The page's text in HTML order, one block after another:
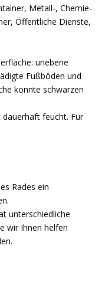
Metall-, Chemie-
Öffentliche Dienste,
unebene
Fußböden und
konnte schwarzen
dauerhaft feucht. Für
Rades ein
unterschiedliche
wir Ihnen helfen